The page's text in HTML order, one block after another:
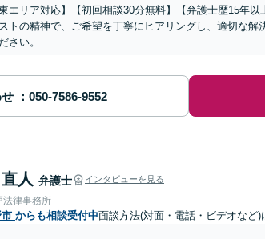
東エリア対応】【初回相談30分無料】【弁護士歴15年
トの精神で、ご希望を丁寧にヒアリングし、適切な
さい。
人 弁護士 インタビューを見る
法律事務所
からも相談受付中面談方法(対面・電話・ビデオなど)